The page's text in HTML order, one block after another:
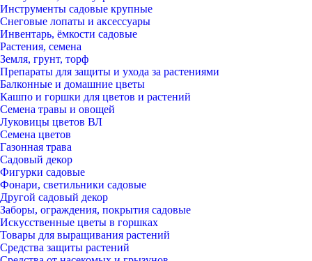
Инструменты садовые крупные
Снеговые лопаты и аксессуары
Инвентарь, ёмкости садовые
Растения, семена
Земля, грунт, торф
Препараты для защиты и ухода за растениями
Балконные и домашние цветы
Кашпо и горшки для цветов и растений
Семена травы и овощей
Луковицы цветов ВЛ
Семена цветов
Газонная трава
Садовый декор
Фигурки садовые
Фонари, светильники садовые
Другой садовый декор
Заборы, ограждения, покрытия садовые
Искусственные цветы в горшках
Товары для выращивания растений
Средства защиты растений